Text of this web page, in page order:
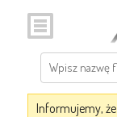
Informujemy,